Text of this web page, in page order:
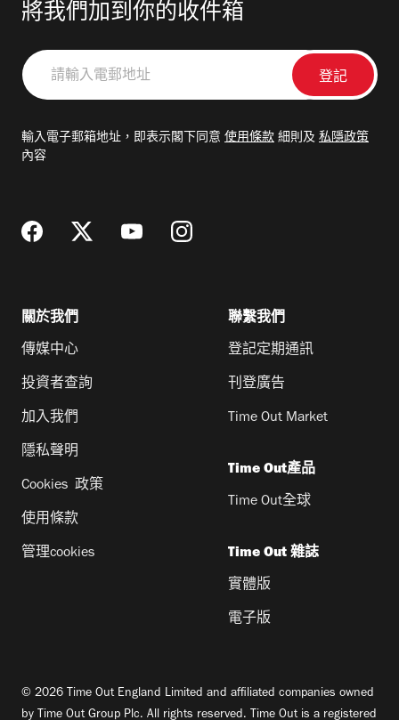
將我們加到你的收件箱
請
輸
郵
輸入電子郵箱地址，即表示閣下同意 使用條款 細則及 私隱政策
內容
關於我們
傳媒中心
投資者查詢
加入我們
隱私聲明
Cookies 政策
使用條款
管理cookies
聯繫我們
登記定期通訊
刊登廣告
Time Out Market
Time Out產品
Time Out全球
Time Out 雜誌
實體版
電子版
© 2026 Time Out England Limited and affiliated companies owned
by Time Out Group Plc. All rights reserved. Time Out is a registered